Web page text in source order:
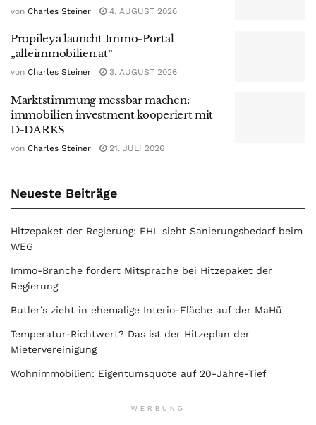
von Charles Steiner 4. AUGUST 2026
Propileya launcht Immo-Portal
„alleimmobilien.at“
von Charles Steiner 3. AUGUST 2026
Marktstimmung messbar machen:
immobilien investment kooperiert mit
D-DARKS
von Charles Steiner 21. JULI 2026
Neueste Beiträge
Hitzepaket der Regierung: EHL sieht Sanierungsbedarf beim
WEG
Immo-Branche fordert Mitsprache bei Hitzepaket der
Regierung
Butler’s zieht in ehemalige Interio-Fläche auf der MaHü
Temperatur-Richtwert? Das ist der Hitzeplan der
Mietervereinigung
Wohnimmobilien: Eigentumsquote auf 20-Jahre-Tief
WERBUNG